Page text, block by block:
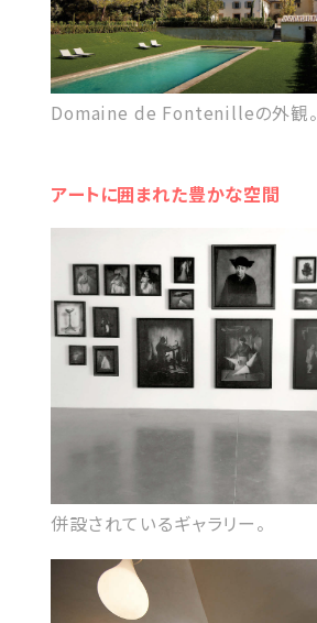
Domaine de Fontenilleの外観。
アートに囲まれた豊かな空間
併設されているギャラリー。